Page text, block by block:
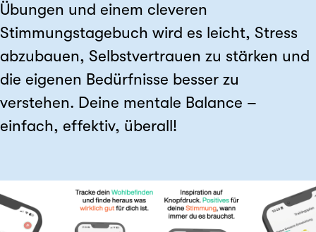
Übungen und einem cleveren
Stimmungstagebuch wird es leicht, Stress
abzubauen, Selbstvertrauen zu stärken und
die eigenen Bedürfnisse besser zu
verstehen. Deine mentale Balance –
einfach, effektiv, überall!